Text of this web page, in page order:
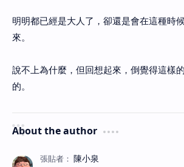
明明都已經是大人了，卻還是會在這種時
來。
說不上為什麼，但回想起來，倒覺得這樣
的。
About the author